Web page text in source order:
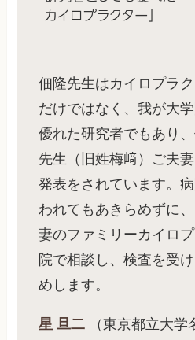
佃隆先生はカイロプラ
だけではなく、我が大
優れた研究者でもあり
先生（旧姓梅﨑）ご夫
発表をされています。
われてもあきらめずに
妻のファミリーカイロ
院で相談し、検査を受
めします。
星 旦二 （東京都立大学